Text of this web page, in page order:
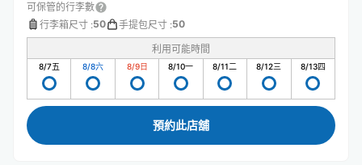
可保管的行李數
行李箱尺寸 :50 手提包尺寸 :50
利用可能時間
8/7五 8/8六 8/9日 8/10一 8/11二 8/12三 8/13四
預約此店舖